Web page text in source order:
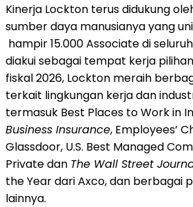
Kinerja Lockton terus didukung
sumber daya manusianya yang
hampir 15.000 Associate di
diakui sebagai tempat kerja
fiskal 2026, Lockton meraih
terkait lingkungan kerja dan
termasuk Best Places to Work in
Business Insurance, Employees’
Glassdoor, U.S. Best Managed
Private dan The Wall Street
the Year dari Axco, dan berbagai
lainnya.